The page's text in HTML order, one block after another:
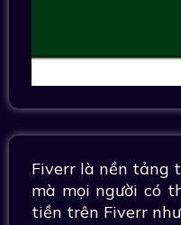
Fiverr là nền tảng
mà mọi người có
tiền trên Fiverr